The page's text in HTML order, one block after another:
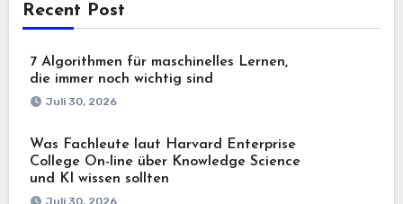
Recent Post
7 Algorithmen für maschinelles Lernen,
die immer noch wichtig sind
Juli 30, 2026
Was Fachleute laut Harvard Enterprise
College On-line über Knowledge Science
und KI wissen sollten
Juli 30, 2026